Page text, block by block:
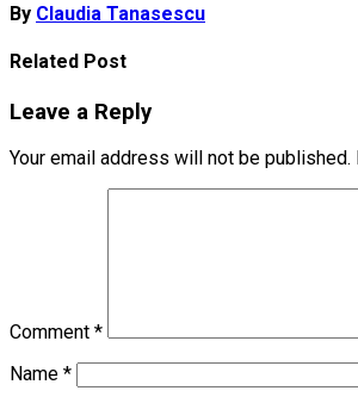
By Claudia Tanasescu
Related Post
Leave a Reply
Your email address will not be published.
Comment *
Name *